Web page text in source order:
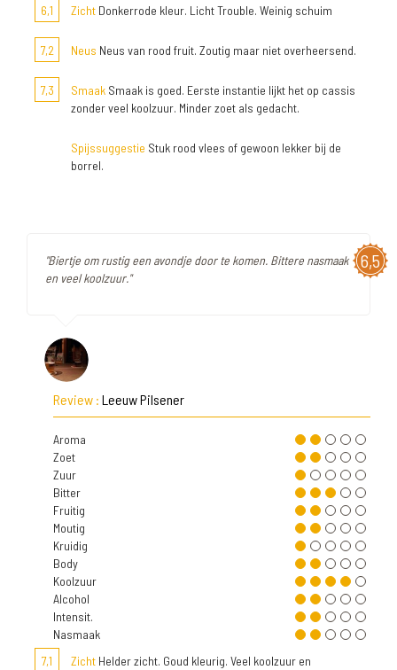
6,1
Zicht Donkerrode kleur. Licht Trouble. Weinig schuim
7,2 Neus Neus van rood fruit. Zoutig maar niet overheersend.
7,3 Smaak Smaak is goed. Eerste instantie lijkt het op cassis
zonder veel koolzuur. Minder zoet als gedacht.
Spijssuggestie Stuk rood vlees of gewoon lekker bij de
borrel.
6,5
"Biertje om rustig een avondje door te komen. Bittere nasmaak
en veel koolzuur."
Review : Leeuw Pilsener
Aroma
Zoet
Zuur
Bitter
Fruitig
Moutig
Kruidig
Body
Koolzuur
Alcohol
Intensit.
Nasmaak
7,1
Zicht Helder zicht. Goud kleurig. Veel koolzuur en